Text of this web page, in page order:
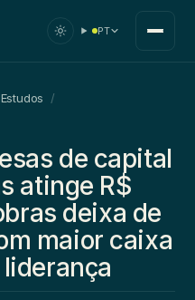
PT
Estudos /
de capital
atinge R$
deixa de
maior caixa